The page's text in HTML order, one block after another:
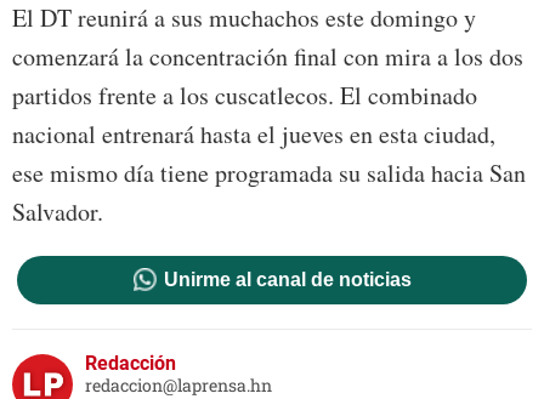
El DT reunirá a sus muchachos este domingo y
comenzará la concentración final con mira a los dos
partidos frente a los cuscatlecos. El combinado
nacional entrenará hasta el jueves en esta ciudad,
ese mismo día tiene programada su salida hacia San
Salvador.
Unirme al canal de noticias
Redacción
redaccion@laprensa.hn